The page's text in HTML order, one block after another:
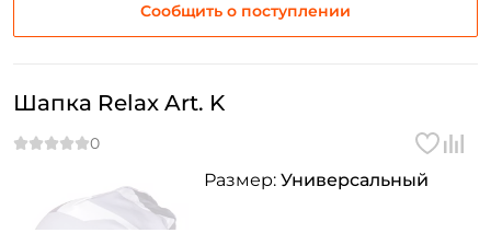
Сообщить о поступлении
Шапка Relax Art. K
Размер: Универсальный